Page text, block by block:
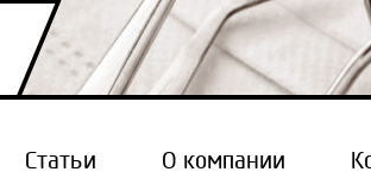
Статьи О компании